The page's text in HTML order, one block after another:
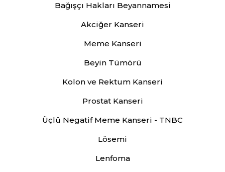
Bağışçı Hakları Beyannamesi
Akciğer Kanseri
Meme Kanseri
Beyin Tümörü
Kolon ve Rektum Kanseri
Prostat Kanseri
Üçlü Negatif Meme Kanseri - TNBC
Lösemi
Lenfoma